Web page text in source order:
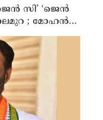
സി’ ‘ജെൻ
; മോഹൻ